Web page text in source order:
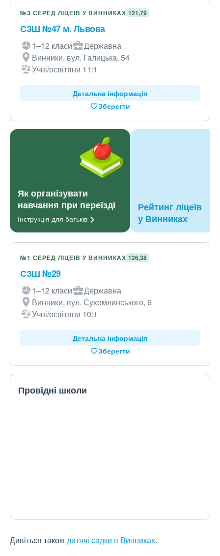
№3 СЕРЕД ЛІЦЕЇВ У ВИННИКАХ 121,79
СЗШ №47 м. Львова
1–12 класи
Державна
Винники, вул. Галицька, 54
Учні/освітяни 11:1
Детальна інформація
Зберегти
Як організувати
навчання при переїзді
Інструкція для батьків
Рейтинг ліцеїв
у Винниках
№1 СЕРЕД ЛІЦЕЇВ У ВИННИКАХ 126,38
СЗШ №29
1–12 класи
Державна
Винники, вул. Сухомлинського, 6
Учні/освітяни 10:1
Детальна інформація
Зберегти
Провідні школи
Дивіться такождитячі садки в Винниках.